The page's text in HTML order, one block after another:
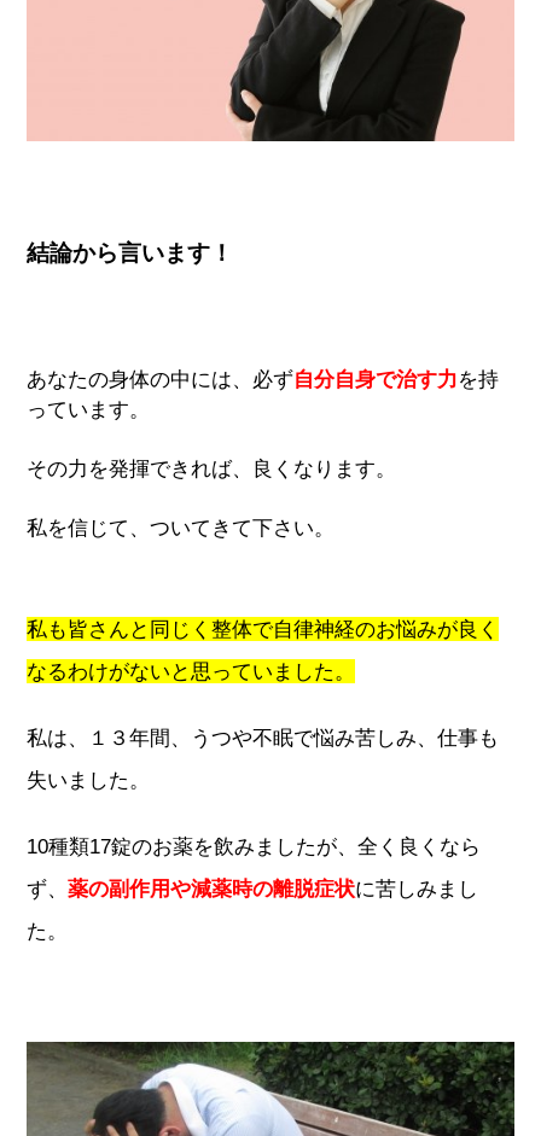
結論から言います！
あなたの身体の中には、必ず自分自身で治す力を持
っています。
その力を発揮できれば、良くなります。
私を信じて、ついてきて下さい。
私も皆さんと同じく整体で自律神経のお悩みが良く
なるわけがないと思っていました。
私は、１３年間、うつや不眠で悩み苦しみ、仕事も
失いました。
10種類17錠のお薬を飲みましたが、全く良くなら
ず、 薬の副作用や減薬時の離脱症状に苦しみまし
た。